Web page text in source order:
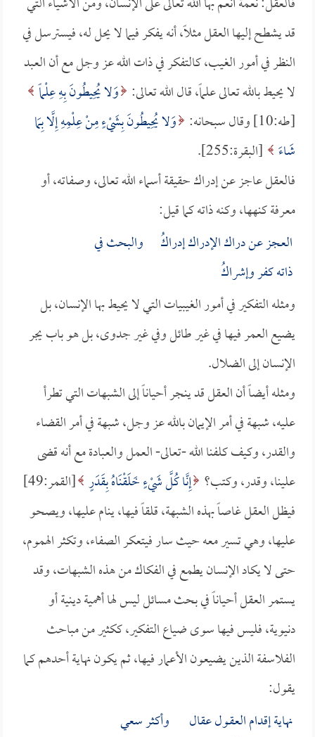
قد يشطح إليها العقل مثلاً، أنه يفكر فيما لا يحل له، فيسترسل في
النظر في أمور الغيب، كالتفكر في ذات الله عز وجل مع أن العبد
لا يحيط بالله تعالى علماً، قال الله تعالى: وَلا يُحِيطُونَ بِهِ عِلْماً
[طه:10] وقال سبحانه:
وَلا يُحِيطُونَ بِشَيْءٍ مِنْ عِلْمِهِ إِلَّا بِمَا
شَاءَ [البقرة:255].
فالعقل عاجز عن إدراك حقيقة أسماء الله تعالى، وصفاته، أو
معرفة كنهها، وكنه ذاته كما قيل:
العجز عن دراك الإدراك إدراكُ والبحث في
ذاته كفر وإشراكُ
ومثله التفكير في أمور الغيبيات التي لا يحيط بها الإنسان، بل
يضيع العمر فيها في غير طائل وفي غير جدوى، بل هو باب يجر
الإنسان إلى الضلال.
ومثله أيضاً أن العقل قد ينجر أحياناً إلى الشبهات التي تطرأ
عليه، شبهة في أمر الإيمان بالله عز وجل، شبهة في أمر القضاء
والقدر، وكيف كلفنا الله -تعالى- العمل والعبادة مع أنه قضى
علينا، وقدر، وكتب؟ إِنَّا كُلَّ شَيْءٍ خَلَقْنَاهُ بِقَدَرٍ
[القمر:49]
فيظل العقل غاصاً بهذه الشبهة، قلقاً فيها، ينام عليها، ويصحو
عليها، وهي تسير معه حيث سار فيتعكر الصفاء، وتكثر الهموم،
حتى لا يكاد الإنسان يطمع في الفكاك من هذه الشبهات، وقد
يستمر العقل أحياناً في بحث مسائل ليس لها أهمية دينية أو
دنيوية، فليس فيها سوى ضياع التفكير، ككثير من مباحث
الفلاسفة الذين يضيعون الأعمار فيها، ثم يكون نهاية أحدهم كما
يقول:
نهاية إقدام العقـول عقال وأكثر سعي